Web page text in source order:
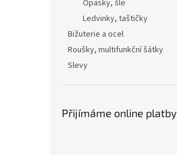
Opasky, šle
Ledvinky, taštičky
Bižuterie a ocel
Roušky, multifunkční šátky
Slevy
Přijímáme online platby